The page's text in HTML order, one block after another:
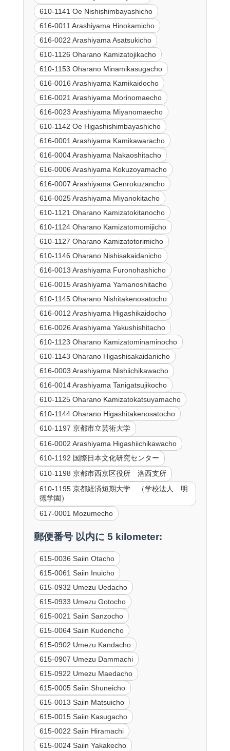
610-1141 Oe Nishishimbayashicho
616-0011 Arashiyama Hinokamicho
616-0022 Arashiyama Asatsukicho
610-1126 Oharano Kamizatojikacho
610-1153 Oharano Minamikasugacho
616-0016 Arashiyama Kamikaidocho
616-0021 Arashiyama Morinomaecho
616-0023 Arashiyama Miyanomaecho
610-1142 Oe Higashishimbayashicho
616-0001 Arashiyama Kamikawaracho
616-0004 Arashiyama Nakaoshitacho
616-0006 Arashiyama Kokuzoyamacho
616-0007 Arashiyama Genrokuzancho
616-0025 Arashiyama Miyanokitacho
610-1121 Oharano Kamizatokitanocho
610-1124 Oharano Kamizatomomijicho
610-1127 Oharano Kamizatotorimicho
610-1146 Oharano Nishisakaidanicho
616-0013 Arashiyama Furonohashicho
616-0015 Arashiyama Yamanoshitacho
610-1145 Oharano Nishitakenosatocho
616-0012 Arashiyama Higashikaidocho
616-0026 Arashiyama Yakushishitacho
610-1123 Oharano Kamizatominaminocho
610-1143 Oharano Higashisakaidanicho
616-0003 Arashiyama Nishiichikawacho
616-0014 Arashiyama Tanigatsujikocho
610-1125 Oharano Kamizatokatsuyamacho
610-1144 Oharano Higashitakenosatocho
610-1197 京都市立芸術大学
616-0002 Arashiyama Higashiichikawacho
610-1192 国際日本文化研究センター
610-1198 京都市西京区役所 洛西支所
610-1195 京都経済短期大学 （学校法人 明
徳学園）
617-0001 Mozumecho
郵便番号 以内に 5 kilometer:
615-0036 Saiin Otacho
615-0061 Saiin Inuicho
615-0932 Umezu Uedacho
615-0933 Umezu Gotocho
615-0021 Saiin Sanzocho
615-0064 Saiin Kudencho
615-0902 Umezu Kandacho
615-0907 Umezu Dammachi
615-0922 Umezu Maedacho
615-0005 Saiin Shuneicho
615-0013 Saiin Matsuicho
615-0015 Saiin Kasugacho
615-0022 Saiin Hiramachi
615-0024 Saiin Yakakecho